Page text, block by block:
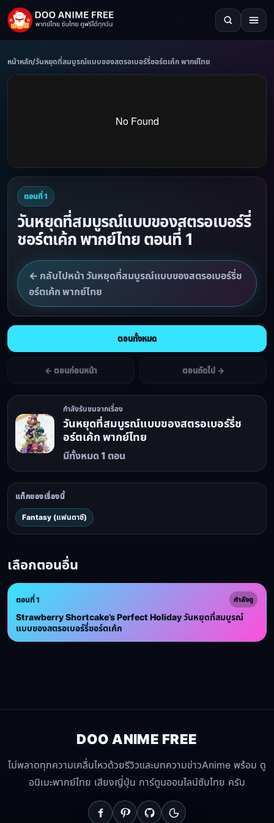
หน้าหลัก/วันหยุดที่สมบูรณ์แบบของสตรอเบอร์รี่ชอร์ตเค้ก พากย์ไทย
ตอนที่ 1
วันหยุดที่สมบูรณ์แบบของสตรอเบอร์รี่
ชอร์ตเค้ก พากย์ไทย ตอนที่ 1
← กลับไปหน้า วันหยุดที่สมบูรณ์แบบของสตรอเบอร์รี่ช
อร์ตเค้ก พากย์ไทย
← ตอนก่อนหน้า
ตอนทั้งหมด
ตอนถัดไป →
กำลังรับชมจากเรื่อง
วันหยุดที่สมบูรณ์แบบของสตรอเบอร์รี่ช
อร์ตเค้ก พากย์ไทย
มีทั้งหมด 1 ตอน
แท็กของเรื่องนี้
Fantasy (แฟนตาซี)
เลือกตอนอื่น
ตอนที่ 1 กำลังดู
Strawberry Shortcake’s Perfect Holiday วันหยุดที่สมบูรณ์
แบบของสตรอเบอร์รี่ชอร์ตเค้ก
DOO ANIME FREE
ไม่พลาดทุกความเคลื่นไหวด้วยรีวิวและบทความข่าวAnime พร้อม ดู
อนิเมะพากย์ไทย เสียงญี่ปุ่น การ์ตูนออนไลน์ซับไทย ครับ